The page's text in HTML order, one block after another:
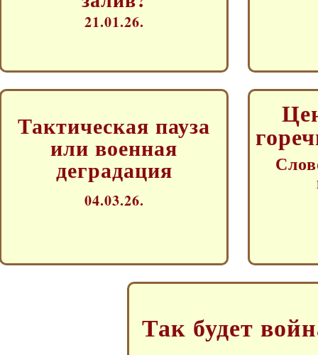
21.01.26.
Тактическая пауза
или военная
деградация
04.03.26.
Так будет